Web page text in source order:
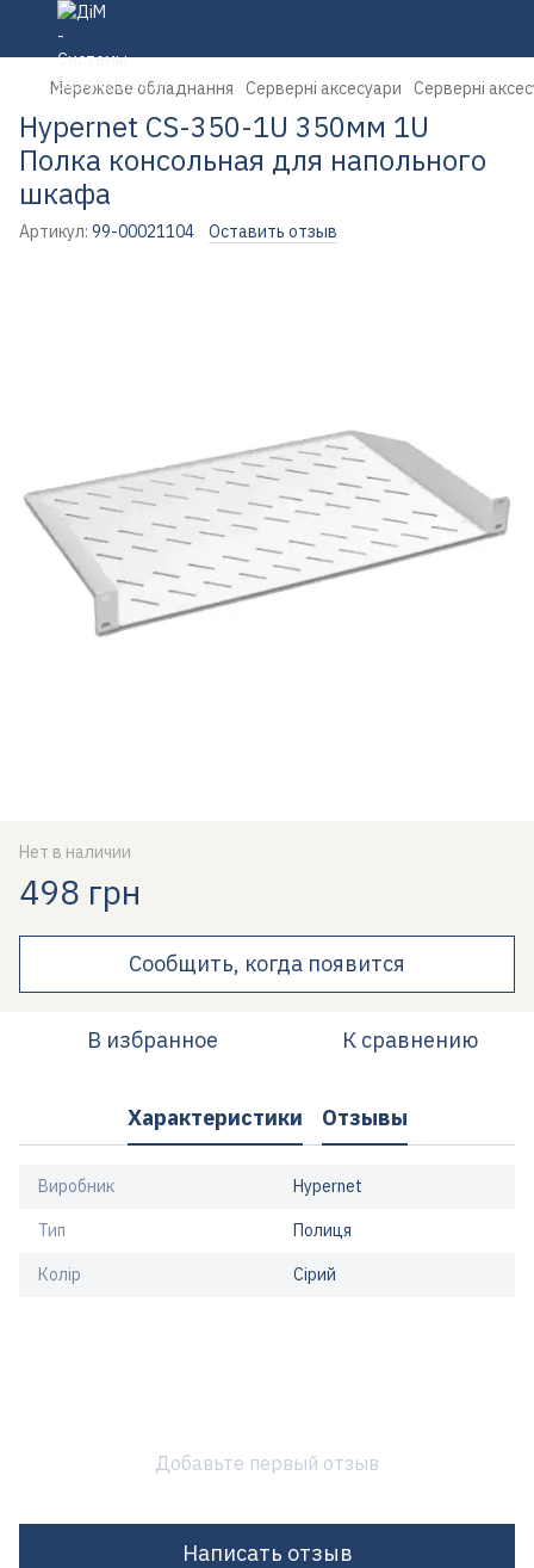
Мережеве обладнання Серверні аксесуари Серверні
Hypernet CS-350-1U 350мм 1U
Полка консольная для напольного
шкафа
Артикул: 99-00021104 Оставить отзыв
Нет в наличии
498 грн
Сообщить, когда появится
В избранное К сравнению
Характеристики Отзывы
Виробник Hypernet
Тип Полиця
Колір Сірий
Добавьте первый отзыв
Написать отзыв